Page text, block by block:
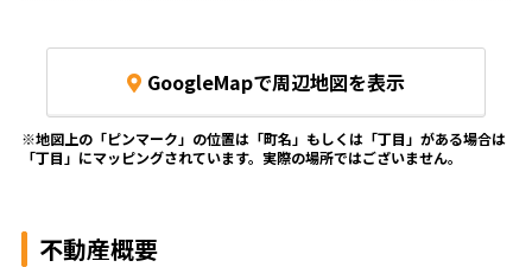
GoogleMapで周辺地図を表示
※地図上の「ピンマーク」の位置は「町名」もしくは「丁目」がある場合は
「丁目」にマッピングされています。 実際の場所ではございません。
不動産概要